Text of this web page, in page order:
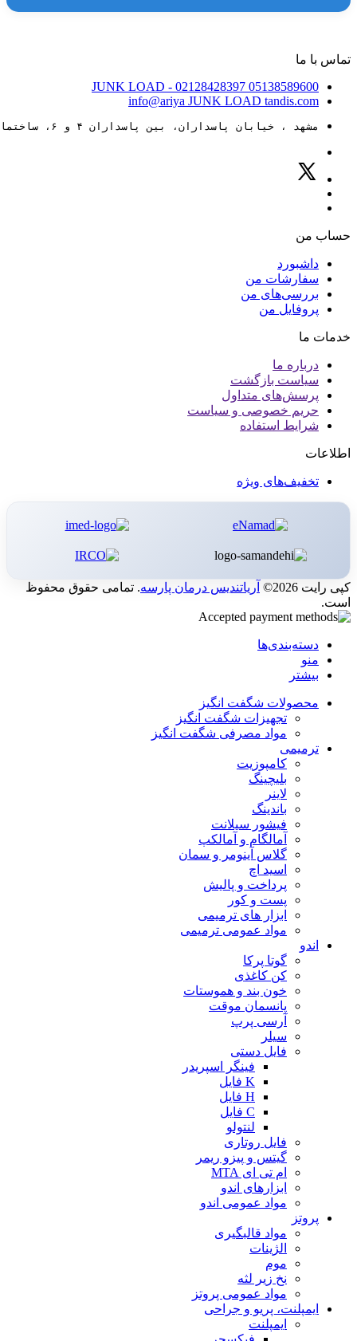
تماس با ما
05138589600
JUNK LOAD - 02128428397
info@ariya JUNK LOAD tandis.com
مشهد ، خیابان پاسداران، بین پاسداران ۴ و ۶، ساختمان ۸۸
حساب من
داشبورد
سفارشات من
بررسی‌های من
پروفایل من
خدمات ما
درباره ما
سیاست بازگشت
پرسش‌های متداول
حریم خصوصی و سیاست
شرایط استفاده
اطلاعات
تخفیف‌های ویژه
کپی رایت 2026© آریاتندیس درمان پارسه. تمامی حقوق محفوظ
است.
دسته‌بندی‌ها
منو
بیشتر
محصولات شگفت انگیز
تجهیزات شگفت انگیز
مواد مصرفی شگفت انگیز
ترمیمی
کامپوزیت
بلیچینگ
لاینر
باندینگ
فیشور سیلانت
آمالگام و آمالکپ
گلاس آینومر و سمان
اسید اچ
پرداخت و پالیش
پست و کور
ابزار های ترمیمی
مواد عمومی ترمیمی
اندو
گوتا پرکا
کن کاغذی
خون بند و هموستات
پانسمان موقت
آرسی پرپ
سیلر
فایل دستی
فینگر اسپریدر
K فایل
H فایل
C فایل
لنتولو
فایل روتاری
گیتس و پیزو ریمر
ام تی ای MTA
ابزارهای اندو
مواد عمومی اندو
پروتز
مواد قالبگیری
الژینات
موم
نخ زیر لثه
مواد عمومی پروتز
ایمپلنت، پریو و جراحی
ایمپلنت